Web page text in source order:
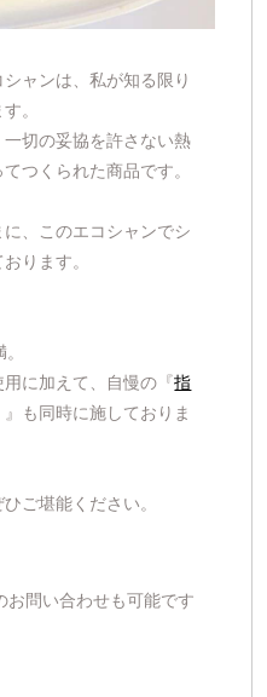
ャンは、私が知る限り
。
切の妥協を許さない熱
つくられた商品です。
、このエコシャンでシ
ります。
に加えて、自慢の『指
』も同時に施しておりま
ご堪能ください。
お問い合わせも可能です